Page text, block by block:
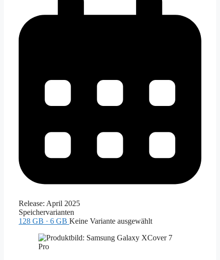
Release: April 2025
Speichervarianten
128 GB · 6 GB Keine Variante ausgewählt